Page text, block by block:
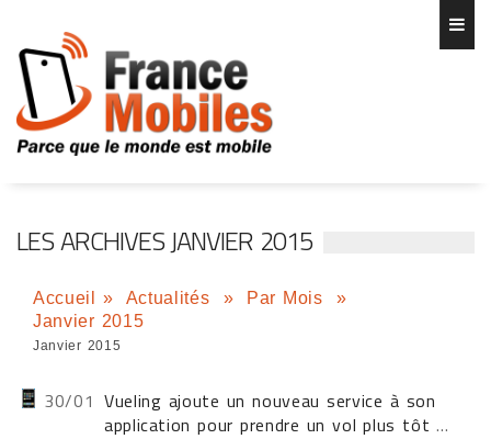
LES ARCHIVES JANVIER 2015
Accueil » Actualités » Par Mois
»
Janvier 2015
Janvier 2015
30/01 Vueling ajoute un nouveau service à son
application pour prendre un vol plus tôt ...